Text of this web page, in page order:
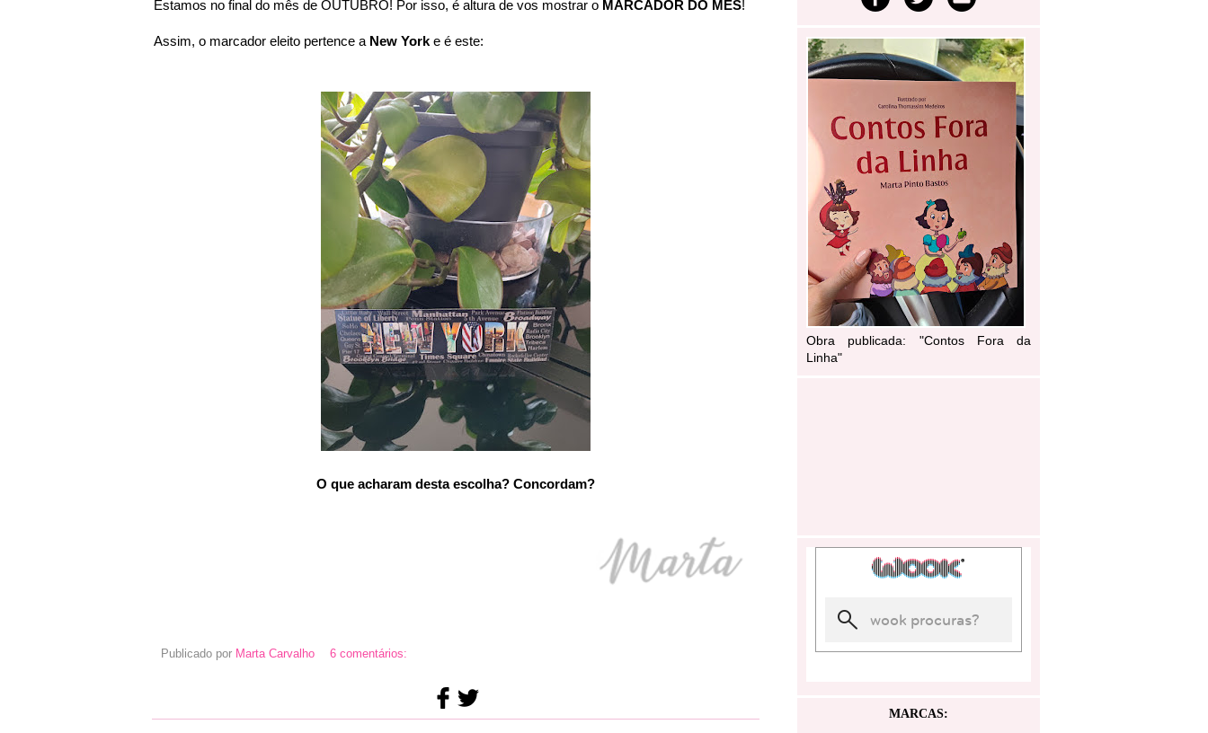
Estamos no final do mês de OUTUBRO! Por isso, é altura de vos mostrar o MARCADOR DO MÊS!
Assim, o marcador eleito pertence a New York e é este:
O que acharam desta escolha? Concordam?
Publicado por Marta Carvalho 6 comentários:
Obra publicada: "Contos Fora da
Linha"
MARCAS: